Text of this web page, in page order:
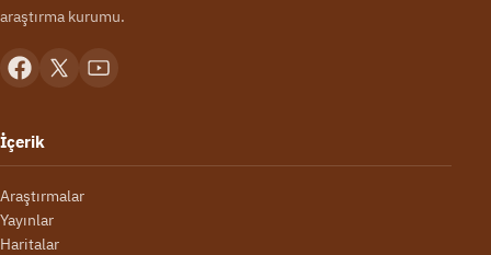
araştırma kurumu.
İçerik
Araştırmalar
Yayınlar
Haritalar